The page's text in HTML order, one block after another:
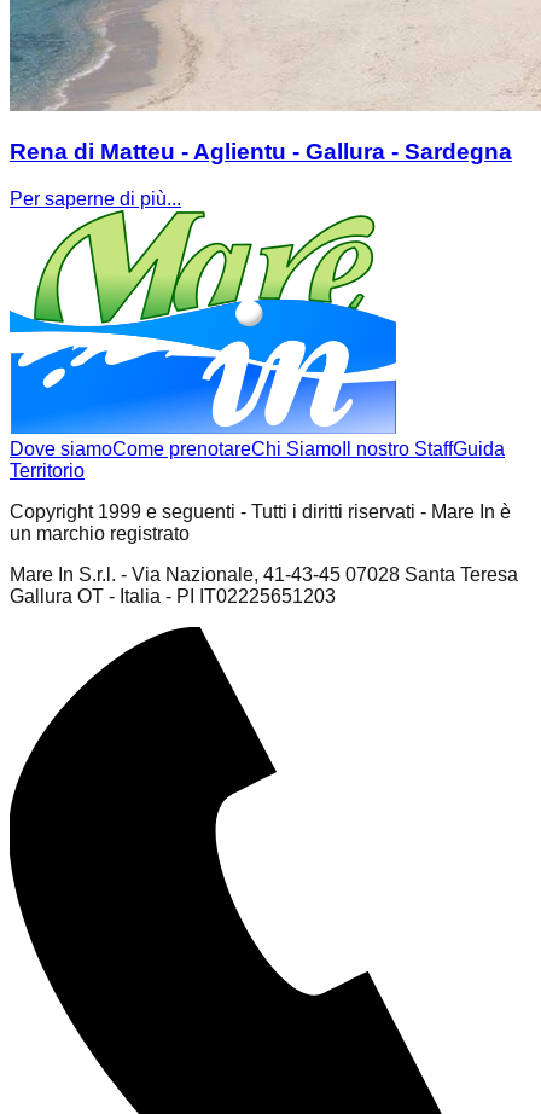
Rena di Matteu - Aglientu - Gallura - Sardegna
Per saperne di più...
Dove siamoCome prenotareChi Siamo Il nostro StaffGuida
Territorio
Copyright 1999 e seguenti - Tutti i diritti riservati - Mare In è
un marchio registrato
Mare In S.r.l. - Via Nazionale, 41-43-45 07028 Santa Teresa
Gallura OT - Italia - PI IT02225651203